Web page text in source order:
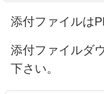
添付ファイルは
添付ファイルダ
下さい。